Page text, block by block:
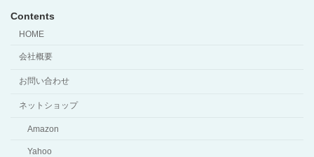
Contents
HOME
会社概要
お問い合わせ
ネットショップ
Amazon
Yahoo